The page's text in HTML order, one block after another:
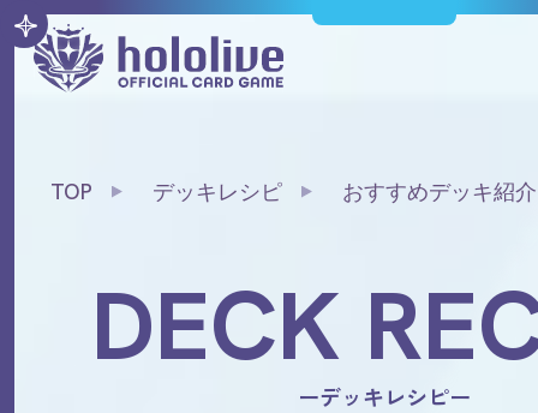
TOP デッキレシピ
おすすめデッキ紹
DECK
ーデッキレシピー